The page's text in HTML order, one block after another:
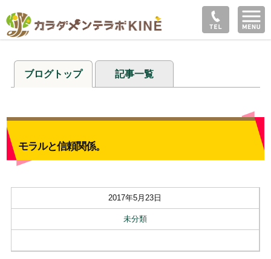
ブログトップ 記事一覧
モラルと信頼関係。
2017年5月23日
未分類